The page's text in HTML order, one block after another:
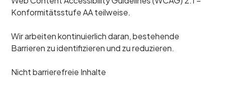
Konformitätsstufe AA teilweise.
Wir arbeiten kontinuierlich daran, bestehende
Barrieren zu identifizieren und zu reduzieren.
Nicht barrierefreie Inhalte